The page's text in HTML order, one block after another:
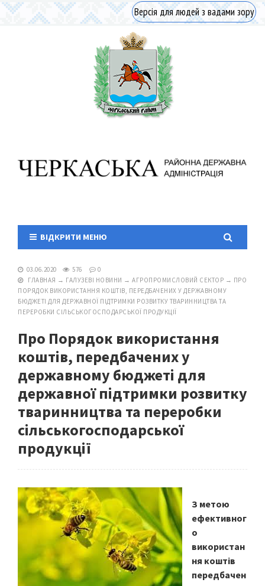
Версія для людей з вадами зору
ВІДКРИТИ МЕНЮ
03.06.2020 576
0
ГЛАВНАЯ → ГАЛУЗЕВІ НОВИНИ → АГРОПРОМИСЛОВИЙ СЕКТОР → ПРО
ПОРЯДОК ВИКОРИСТАННЯ КОШТІВ, ПЕРЕДБАЧЕНИХ У ДЕРЖАВНОМУ
БЮДЖЕТІ ДЛЯ ДЕРЖАВНОЇ ПІДТРИМКИ РОЗВИТКУ ТВАРИННИЦТВА ТА
ПЕРЕРОБКИ СІЛЬСЬКОГОСПОДАРСЬКОЇ ПРОДУКЦІЇ
Про Порядок використання
коштів, передбачених у
державному бюджеті для
державної підтримки розвитку
тваринництва та переробки
сільськогосподарської
продукції
З метою
ефективног
о
використан
ня коштів
передбачен